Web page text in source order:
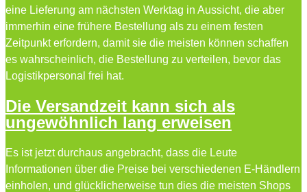
eine Lieferung am nächsten Werktag in Aussicht, die aber
immerhin eine frühere Bestellung als zu einem festen
Zeitpunkt erfordern, damit sie die meisten können schaffen
es wahrscheinlich, die Bestellung zu verteilen, bevor das
Logistikpersonal frei hat.
Die Versandzeit kann sich als
ungewöhnlich lang erweisen
Es ist jetzt durchaus angebracht, dass die Leute
Informationen über die Preise bei verschiedenen E-Händlern
einholen, und glücklicherweise tun dies die meisten Shops